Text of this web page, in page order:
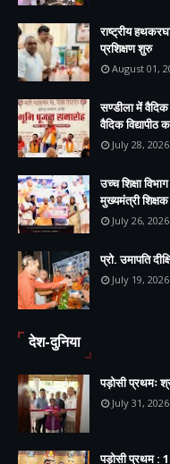
राष्ट्रीय
प्रशिक्षण शुरु
August 01,
सण्डीला में वैदिक
वैदिक विद्यापीठ
July 28, 2026
उच्च शिक्षा
मुख्यमंत्री
July 26, 2026
प्रो. उमापति
July 19, 2026
देश-दुनिया
पड़ोसी प्रथमः
July 31, 2026
पड़ोसी प्रथम :